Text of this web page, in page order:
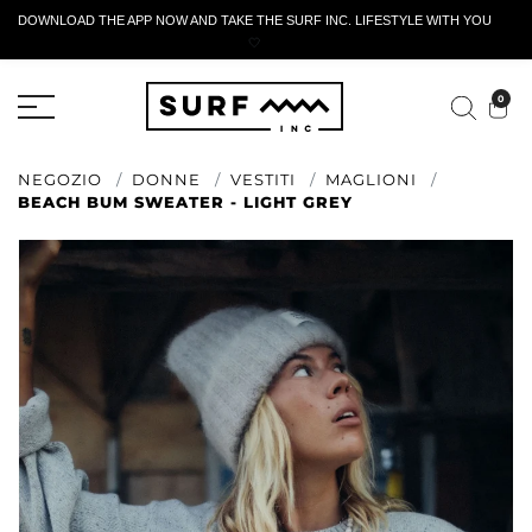
DOWNLOAD THE APP NOW AND TAKE THE SURF INC. LIFESTYLE WITH YOU
🤍
0
NEGOZIO DONNE VESTITI
MAGLIONI
BEACH BUM SWEATER - LIGHT GREY
MODULO DI RESTITUZIONE ATTIVO